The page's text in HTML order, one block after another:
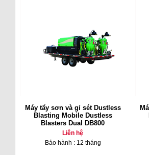
Máy tẩy sơn và gỉ sét Dustless
Blasting Mobile Dustless
Blasters Dual DB800
Liên hệ
Bảo hành : 12 tháng